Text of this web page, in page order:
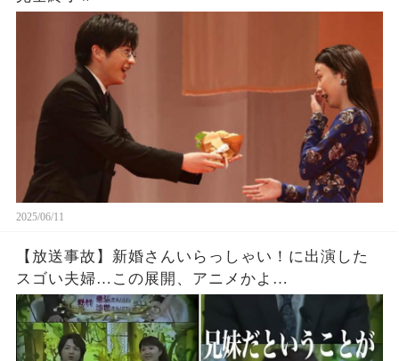
2025/06/11
【放送事故】新婚さんいらっしゃい！に出演した
スゴい夫婦…この展開、アニメかよ…